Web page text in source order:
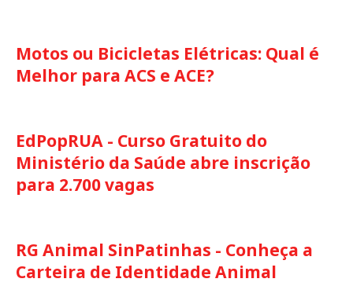
Motos ou Bicicletas Elétricas: Qual é
Melhor para ACS e ACE?
EdPopRUA - Curso Gratuito do
Ministério da Saúde abre inscrição
para 2.700 vagas
RG Animal SinPatinhas - Conheça a
Carteira de Identidade Animal